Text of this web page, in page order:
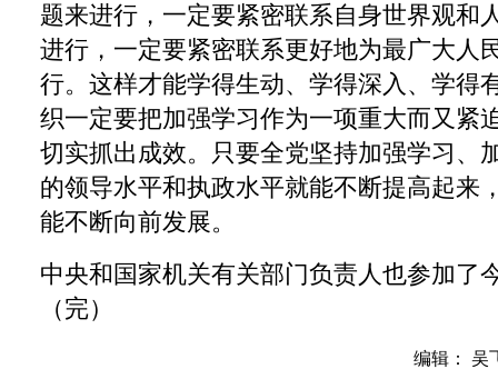
题来进行，一定要紧密联系自身世界观和
进行，一定要紧密联系更好地为最广大人
行。这样才能学得生动、学得深入、学得
织一定要把加强学习作为一项重大而又紧
切实抓出成效。只要全党坚持加强学习、
的领导水平和执政水平就能不断提高起来
能不断向前发展。
中央和国家机关有关部门负责人也参加了
（完）
编辑： 吴